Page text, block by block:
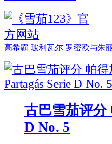
高希霸 玻利瓦尔 罗密欧与朱
古巴雪茄评分
D No. 5